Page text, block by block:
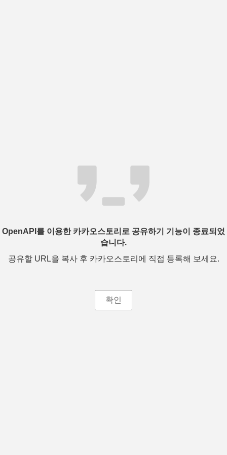
OpenAPI를 이용한 카카오스토리로 공유하기 기능이 종료되었
습니다.
공유할 URL을 복사 후 카카오스토리에 직접 등록해 보세요.
확인